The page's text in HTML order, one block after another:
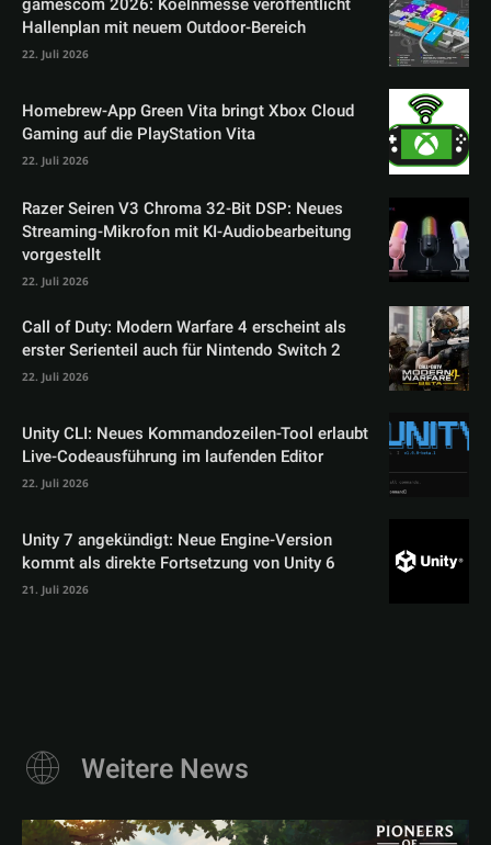
Hallenplan mit neuem Outdoor-Bereich
22. Juli 2026
Homebrew-App Green Vita bringt Xbox Cloud
Gaming auf die PlayStation Vita
22. Juli 2026
Razer Seiren V3 Chroma 32-Bit DSP: Neues
Streaming-Mikrofon mit KI-Audiobearbeitung
vorgestellt
22. Juli 2026
Call of Duty: Modern Warfare 4 erscheint als
erster Serienteil auch für Nintendo Switch 2
22. Juli 2026
Unity CLI: Neues Kommandozeilen-Tool erlaubt
Live-Codeausführung im laufenden Editor
22. Juli 2026
Unity 7 angekündigt: Neue Engine-Version
kommt als direkte Fortsetzung von Unity 6
21. Juli 2026
Weitere News